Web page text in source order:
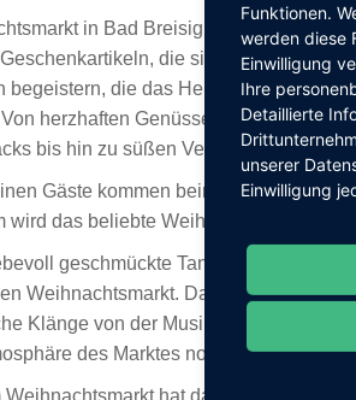
in Bad Breisig bietet eine
die sich perfekt für
begeistern, die das Herz erfreuen und
herzhaften Genüssen bis hin zu
bis hin zu süßen Versuchungen.
Gäste kommen beim
wird das beliebte Weihnachtskarussell
geschmückte Tannenbäume,
Weihnachtsmarkt. Das
Klänge von der Musikgruppe
des Marktes noch verstärken.
hat das
Funktionen.
werden diese
Einwilligung
Ihre
Detaillierte
unserer
Einwilligung